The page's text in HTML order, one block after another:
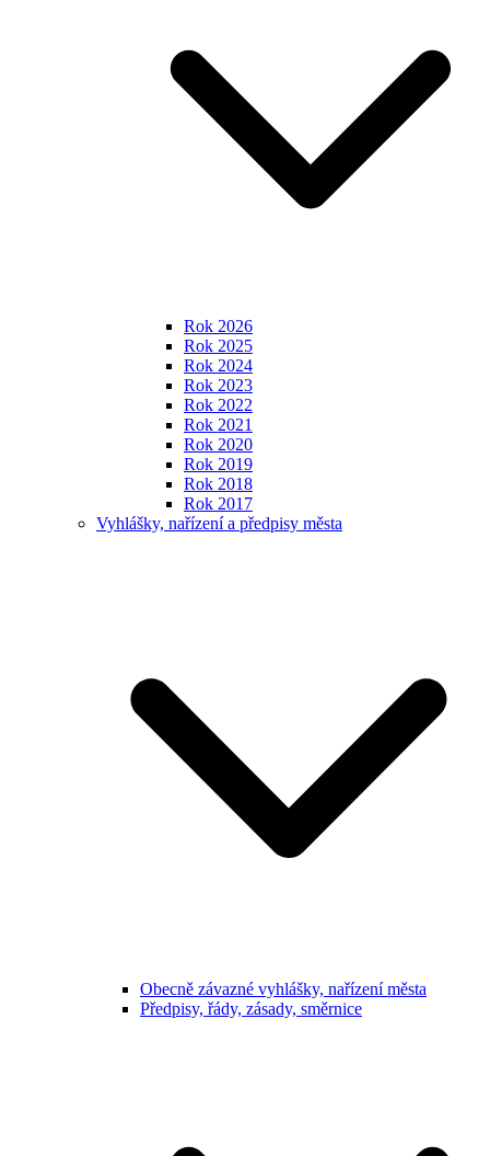
Rok 2026
Rok 2025
Rok 2024
Rok 2023
Rok 2022
Rok 2021
Rok 2020
Rok 2019
Rok 2018
Rok 2017
Vyhlášky, nařízení a předpisy města
Obecně závazné vyhlášky, nařízení města
Předpisy, řády, zásady, směrnice